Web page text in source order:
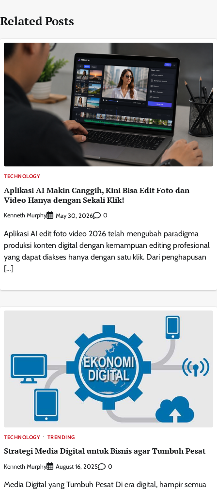
Related Posts
TECHNOLOGY
Aplikasi AI Makin Canggih, Kini Bisa Edit Foto dan
Video Hanya dengan Sekali Klik!
Kenneth Murphy May 30, 2026 0
Aplikasi AI edit foto video 2026 telah mengubah paradigma
produksi konten digital dengan kemampuan editing profesional
yang dapat diakses hanya dengan satu klik. Dari penghapusan
[…]
TECHNOLOGY TRENDING
Strategi Media Digital untuk Bisnis agar Tumbuh Pesat
Kenneth Murphy August 16, 2025 0
Media Digital yang Tumbuh Pesat Di era digital, hampir semua